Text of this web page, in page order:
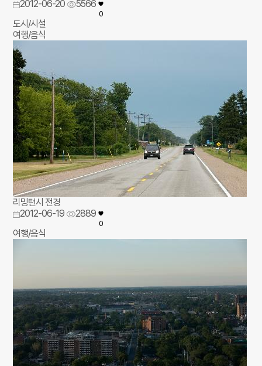
2012-06-20 5566
0
도시/시설
여행/음식
리밍턴시 전경
2012-06-19
2889
0
여행/음식